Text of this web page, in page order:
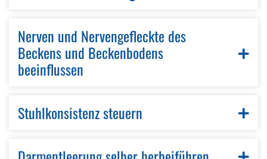
Nerven und Nervengefleckte des
Beckens und Beckenbodens
beeinflussen
Stuhlkonsistenz steuern